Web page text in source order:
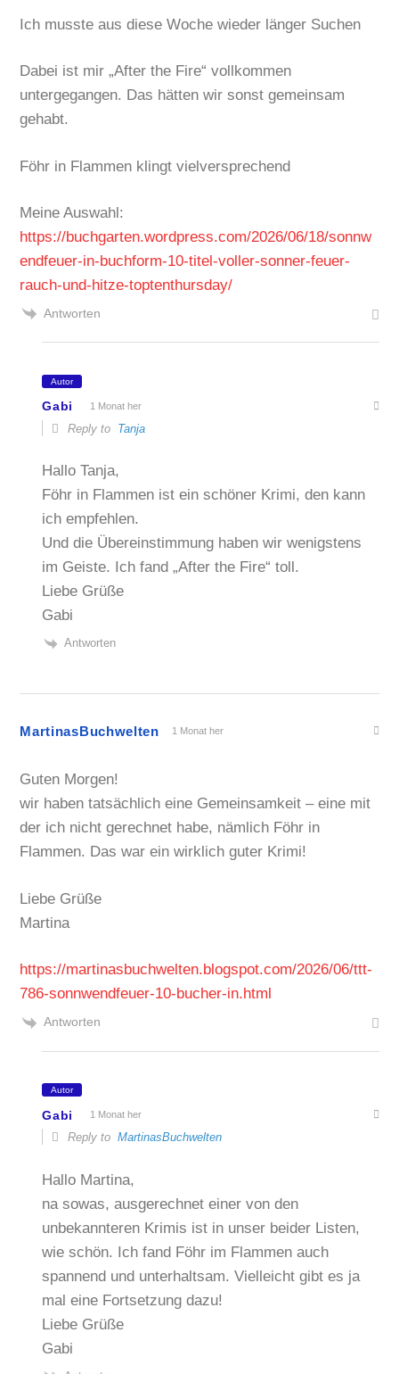
Ich musste aus diese Woche wieder länger Suchen
Dabei ist mir „After the Fire“ vollkommen
untergegangen. Das hätten wir sonst gemeinsam
gehabt.
Föhr in Flammen klingt vielversprechend
Meine Auswahl:
https://buchgarten.wordpress.com/2026/06/18/sonnw
endfeuer-in-buchform-10-titel-voller-sonner-feuer-
rauch-und-hitze-toptenthursday/
Antworten
Autor
Gabi 1 Monat her
Reply to Tanja
Hallo Tanja,
Föhr in Flammen ist ein schöner Krimi, den kann
ich empfehlen.
Und die Übereinstimmung haben wir wenigstens
im Geiste. Ich fand „After the Fire“ toll.
Liebe Grüße
Gabi
Antworten
MartinasBuchwelten 1 Monat her
Guten Morgen!
wir haben tatsächlich eine Gemeinsamkeit – eine mit
der ich nicht gerechnet habe, nämlich Föhr in
Flammen. Das war ein wirklich guter Krimi!
Liebe Grüße
Martina
https://martinasbuchwelten.blogspot.com/2026/06/ttt-
786-sonnwendfeuer-10-bucher-in.html
Antworten
Autor
Gabi 1 Monat her
Reply toMartinasBuchwelten
Hallo Martina,
na sowas, ausgerechnet einer von den
unbekannteren Krimis ist in unser beider Listen,
wie schön. Ich fand Föhr im Flammen auch
spannend und unterhaltsam. Vielleicht gibt es ja
mal eine Fortsetzung dazu!
Liebe Grüße
Gabi